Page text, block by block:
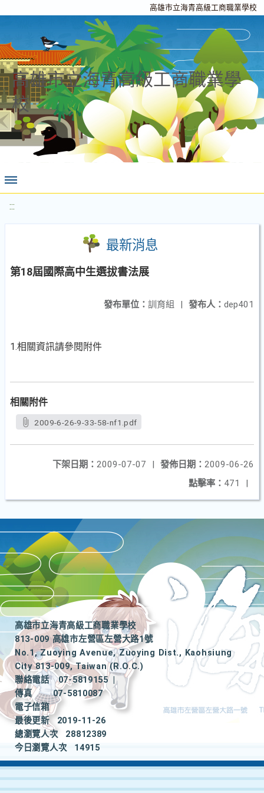
高雄市立海青高級工商職業學校
高雄市立海青高級工商職業學
校
:::
最新消息
第18屆國際高中生選拔書法展
發布人： dep401
發布單位： 訓育組 |
1.相關資訊請參閱附件
相關附件
2009-6-26-9-33-58-nf1.pdf
發佈日期： 2009-06-26
下架日期： 2009-07-07
|
點擊率： 471 |
高雄市立海青高級工商職業學校
813-009 高雄市左營區左營大路1號
No.1, Zuoying Avenue, Zuoying Dist., Kaohsiung
City 813-009, Taiwan (R.O.C.)
聯絡電話
07-5819155
|
傳真
07-5810087
電子信箱
最後更新
2019-11-26
總瀏覽人次
28812389
今日瀏覽人次
14915